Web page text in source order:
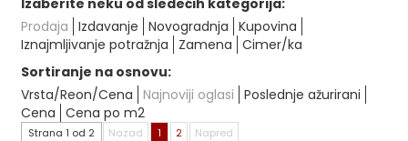
Izaberite neku od sledećih kategorija:
Prodaja Izdavanje Novogradnja Kupovina
Iznajmljivanje potražnja
Zamena Cimer/ka
Sortiranje na osnovu:
Vrsta/Reon/Cena Najnoviji oglasi Poslednje ažurirani
Cena Cena po m2
Strana 1 od 2 Nazad 1 2 Napred